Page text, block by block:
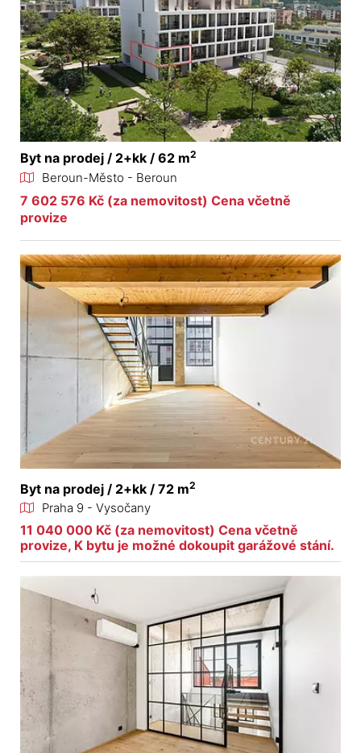
Byt na prodej / 2+kk / 62 m2
Beroun-Město - Beroun
7 602 576 Kč (za nemovitost) Cena včetně
provize
Byt na prodej / 2+kk / 72 m2
Praha 9 - Vysočany
11 040 000 Kč (za nemovitost) Cena včetně
provize, K bytu je možné dokoupit garážové stání.